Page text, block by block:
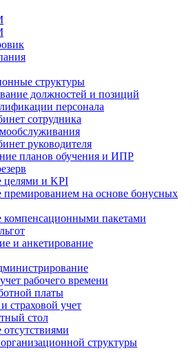
структуры
должностей и позиций
персонала
сотрудника
руководителя
планов обучения и ИПР
целями и KPI
премированием на основе бонусных
компенсационными пакетами
и анкетирование
рабочего времени
платы
страховой учет
стол
структуры